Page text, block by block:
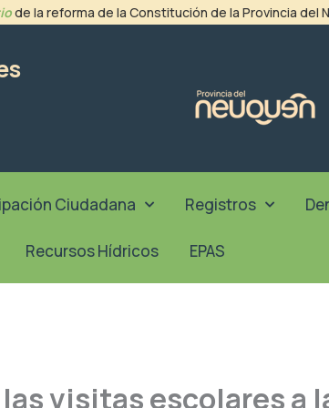
de la reforma de la Constitución de la Provincia del
Ciudadana Registros
Recursos Hídricos EPAS
visitas escolares a